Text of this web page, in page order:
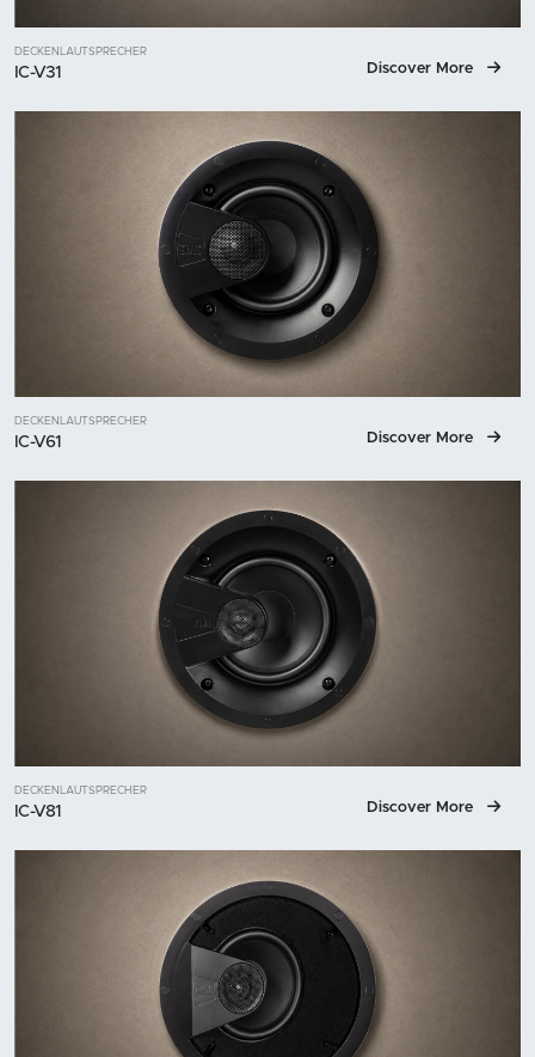
DECKENLAUTSPRECHER
IC-V31 Discover More
DECKENLAUTSPRECHER
IC-V61 Discover More
DECKENLAUTSPRECHER
IC-V81 Discover More